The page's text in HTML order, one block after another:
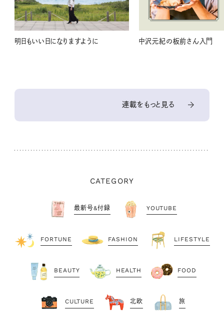
明日もいい日になりますように 中沢元紀の板前さん入門
連載をもっと見る
CATEGORY
最新号&付録 YOUTUBE
FORTUNE FASHION LIFESTYLE
BEAUTY HEALTH FOOD
CULTURE 北欧 旅